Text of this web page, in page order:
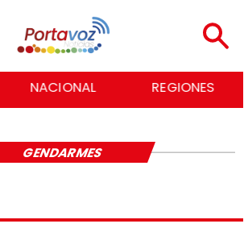
NACIONAL REGIONES
GENDARMES